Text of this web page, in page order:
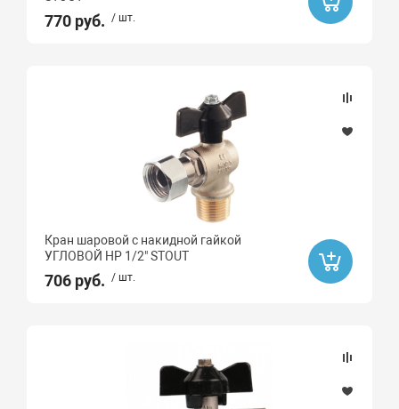
770 руб. / шт.
Кран шаровой с накидной гайкой
УГЛОВОЙ НР 1/2" STOUT
706 руб. / шт.